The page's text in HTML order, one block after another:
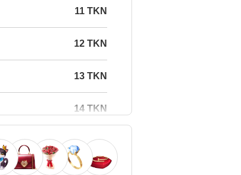
11 TKN
12 TKN
13 TKN
14 TKN